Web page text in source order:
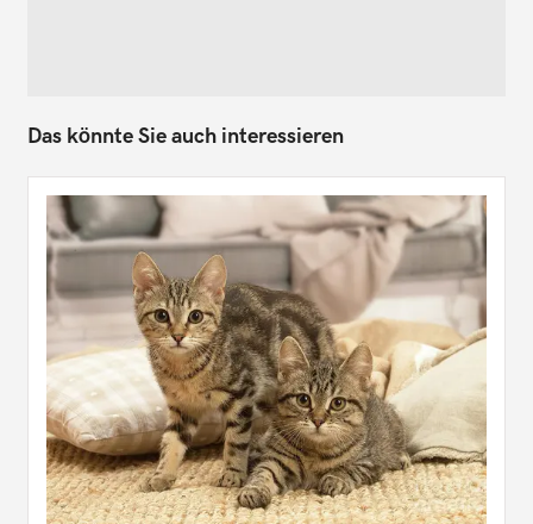
Das könnte Sie auch interessieren